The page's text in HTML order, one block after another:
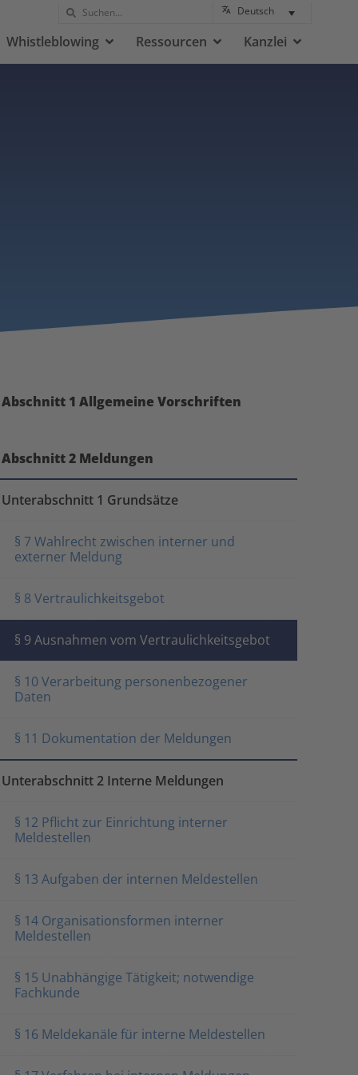
Deutsch
Whistleblowing Ressourcen Kanzlei
Abschnitt 1 Allgemeine Vorschriften
Abschnitt 2 Meldungen
Unterabschnitt 1 Grundsätze
§ 7 Wahlrecht zwischen interner und
externer Meldung
§ 8 Vertraulichkeitsgebot
§ 9 Ausnahmen vom Vertraulichkeitsgebot
§ 10 Verarbeitung personenbezogener
Daten
§ 11 Dokumentation der Meldungen
Unterabschnitt 2 Interne Meldungen
§ 12 Pflicht zur Einrichtung interner
Meldestellen
§ 13 Aufgaben der internen Meldestellen
§ 14 Organisationsformen interner
Meldestellen
§ 15 Unabhängige Tätigkeit; notwendige
Fachkunde
§ 16 Meldekanäle für interne Meldestellen